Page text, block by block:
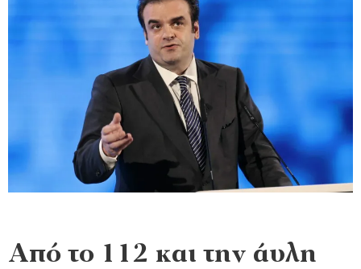
Από το 112 και την άυλη